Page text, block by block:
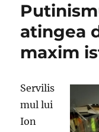
atingea
maxim
Servilis
mul lui
Ion